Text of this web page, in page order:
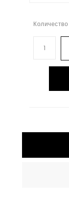
Количество